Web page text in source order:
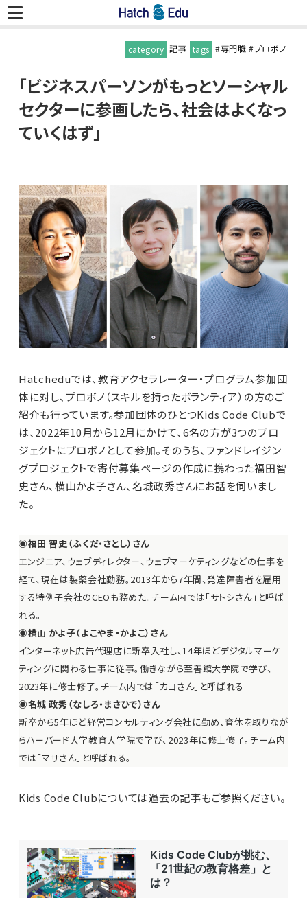
category 記事 tags #専門職 #プロボノ
「ビジネスパーソンがもっとソーシャル
セクターに参画したら、社会はよくなっ
ていくはず」
Hatcheduでは、教育アクセラレーター・プログラム参加団
体に対し、プロボノ（スキルを持ったボランティア）の方のご
紹介も行っています。参加団体のひとつKids Code Clubで
は、2022年10月から12月にかけて、6名の方が3つのプロ
ジェクトにプロボノとして参加。そのうち、ファンドレイジン
グプロジェクトで寄付募集ページの作成に携わった福田智
史さん、横山かよ子さん、名城政秀さんにお話を伺いまし
た。
◉福田 智史（ふくだ・さとし）さん
エンジニア、ウェブディレクター、ウェブマーケティングなどの仕事を
経て、現在は製薬会社勤務。2013年から7年間、発達障害者を雇用
する特例子会社のCEOも務めた。チーム内では「サトシさん」と呼ば
れる。
◉横山 かよ子（よこやま・かよこ）さん
インターネット広告代理店に新卒入社し、14年ほどデジタルマーケ
ティングに関わる仕事に従事。働きながら至善館大学院で学び、
2023年に修士修了。チーム内では「カヨさん」と呼ばれる
◉名城 政秀（なしろ・まさひで）さん
新卒から5年ほど経営コンサルティング会社に勤め、育休を取りなが
らハーバード大学教育大学院で学び、2023年に修士修了。チーム内
では「マサさん」と呼ばれる。
Kids Code Clubについては過去の記事もご参照ください。